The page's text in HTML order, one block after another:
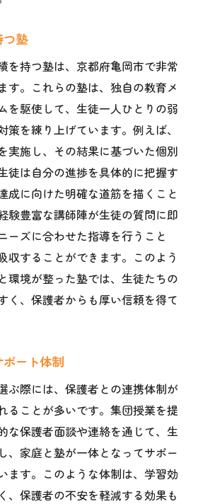
つ塾
を持つ塾は、京都府亀岡市で非常
す。これらの塾は、独自の教育メ
を駆使して、生徒一人ひとりの弱
策を練り上げています。例えば、
実施し、その結果に基づいた個別
徒は自分の進捗を具体的に把握す
成に向けた明確な道筋を描くこと
験豊富な講師陣が生徒の質問に即
ーズに合わせた指導を行うこと
収することができます。このよう
環境が整った塾では、生徒たちの
く、保護者からも厚い信頼を得て
ート体制
ぶ際には、保護者との連携体制が
ることが多いです。集団授業を提
な保護者面談や連絡を通じて、生
、家庭と塾が一体となってサポー
ます。このような体制は、学習効
、保護者の不安を軽減する効果も